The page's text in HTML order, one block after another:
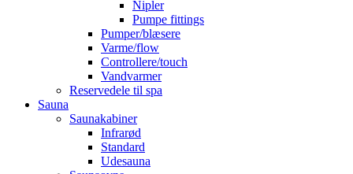
Nipler
Pumpe fittings
Pumper/blæsere
Varme/flow
Controllere/touch
Vandvarmer
Reservedele til spa
Sauna
Saunakabiner
Infrarød
Standard
Udesauna